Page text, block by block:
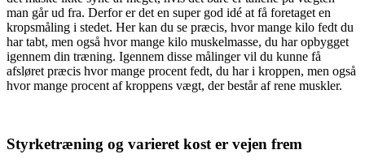
man går ud fra. Derfor er det en super god idé at få foretaget en
kropsmåling i stedet. Her kan du se præcis, hvor mange kilo fedt du
har tabt, men også hvor mange kilo muskelmasse, du har opbygget
igennem din træning. Igennem disse målinger vil du kunne få
afsløret præcis hvor mange procent fedt, du har i kroppen, men også
hvor mange procent af kroppens vægt, der består af rene muskler.
Styrketræning og varieret kost er vejen frem